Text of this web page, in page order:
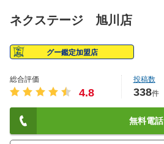
ネクステージ 旭川店
グー鑑定加盟店
総合評価
4.8
投稿数
338件
無料電話